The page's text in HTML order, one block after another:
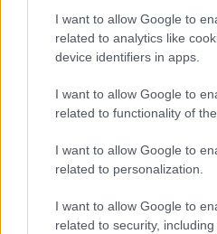
I want to allow Google to
related to analytics like
device identifiers in apps.
I want to allow Google to
related to functionality of
I want to allow Google to
related to personalization.
I want to allow Google to
related to security,
Comment évaluer les sociétés IA
durables
INVESTISSEMENTS